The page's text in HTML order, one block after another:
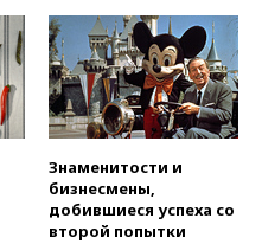
Знаменитости и
бизнесмены,
добившиеся успеха со
второй попытки